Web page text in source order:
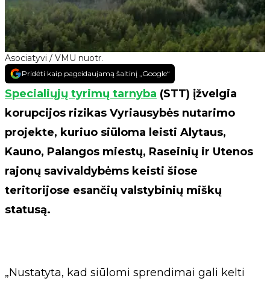
Asociatyvi / VMU nuotr.
Pridėti kaip pageidaujamą šaltinį „Google“
Specialiųjų tyrimų tarnyba (STT) įžvelgia
korupcijos rizikas Vyriausybės nutarimo
projekte, kuriuo siūloma leisti Alytaus,
Kauno, Palangos miestų, Raseinių ir Utenos
rajonų savivaldybėms keisti šiose
teritorijose esančių valstybinių miškų
statusą.
„Nustatyta, kad siūlomi sprendimai gali kelti